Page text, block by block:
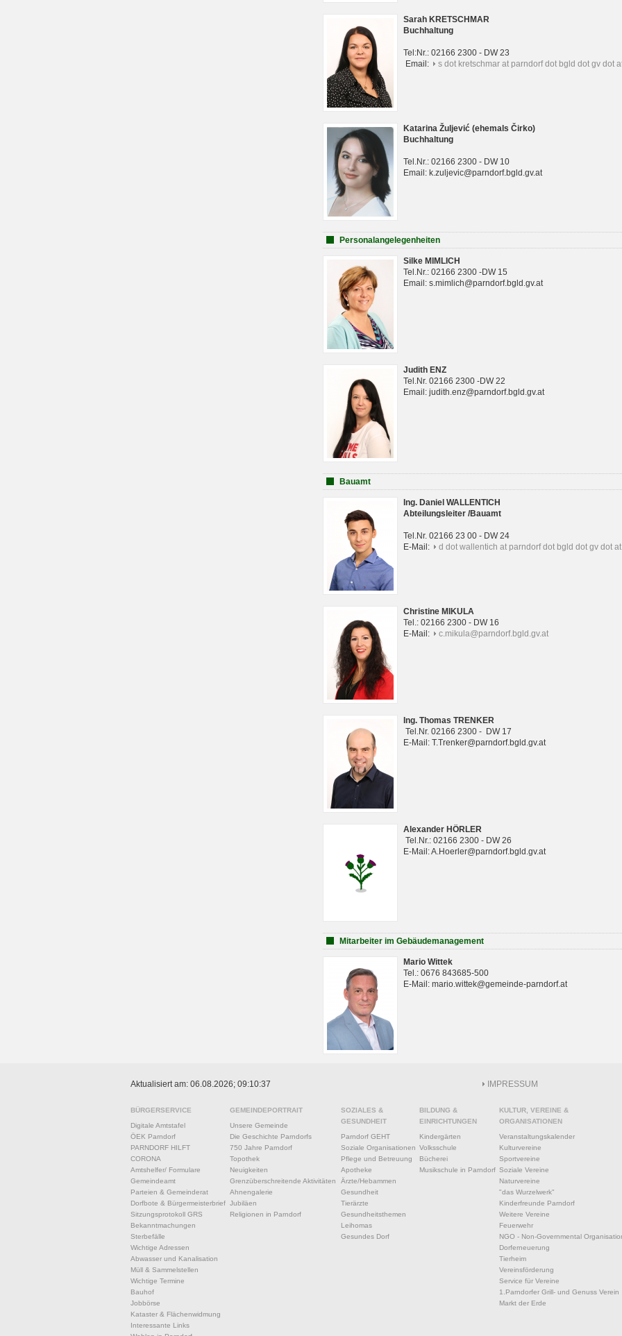
Sarah KRETSCHMAR
Buchhaltung
Tel:Nr.: 02166 2300 - DW 23
Email:
s dot kretschmar at parndorf dot bgld dot gv dot
Katarina Žuljević (ehemals Čirko)
Buchhaltung
Tel.Nr.: 02166 2300 - DW 10
Email: k.zuljevic@parndorf.bgld.gv.at
Personalangelegenheiten
Silke MIMLICH
Tel.Nr.: 02166 2300 -DW 15
Email: s.mimlich@parndorf.bgld.gv.at
Judith ENZ
Tel.Nr. 02166 2300 -DW 22
Email: judith.enz@parndorf.bgld.gv.at
Bauamt
Ing. Daniel WALLENTICH
Abteilungsleiter /Bauamt
Tel.Nr. 02166 23 00 - DW 24
E-Mail:
d dot wallentich at parndorf dot bgld dot gv dot at
Christine MIKULA
Tel.: 02166 2300 - DW 16
E-Mail:
c.mikula@parndorf.bgld.gv.at
Ing. Thomas TRENKER
Tel.Nr. 02166 2300 - DW 17
E-Mail: T.Trenker@parndorf.bgld.gv.at
Alexander HÖRLER
Tel.Nr.: 02166 2300 - DW 26
E-Mail: A.Hoerler@parndorf.bgld.gv.at
Mitarbeiter im Gebäudemanagement
Mario Wittek
Tel.: 0676 843685-500
E-Mail: mario.wittek@gemeinde-parndorf.at
Aktualisiert am: 06.08.2026; 09:10:37 IMPRESSUM
BÜRGERSERVICE
Digitale Amtstafel
ÖEK Parndorf
PARNDORF HILFT
CORONA
Amtshelfer/ Formulare
Gemeindeamt
Parteien & Gemeinderat
Dorfbote & Bürgermeisterbrief
Sitzungsprotokoll GRS
Bekanntmachungen
Sterbefälle
Wichtige Adressen
Abwasser und Kanalisation
Müll & Sammelstellen
Wichtige Termine
Bauhof
Jobbörse
Kataster & Flächenwidmung
Interessante Links
GEMEINDEPORTRAIT
Unsere Gemeinde
Die Geschichte Parndorfs
750 Jahre Parndorf
Topothek
Neuigkeiten
Grenzüberschreitende Aktivitäten
Ahnengalerie
Jubiläen
Religionen in Parndorf
SOZIALES &
GESUNDHEIT
Parndorf GEHT
Soziale Organisationen
Pflege und Betreuung
Apotheke
Ärzte/Hebammen
Gesundheit
Tierärzte
Gesundheitsthemen
Leihomas
Gesundes Dorf
BILDUNG &
EINRICHTUNGEN
Kindergärten
Volksschule
Bücherei
Musikschule in Parndorf
KULTUR, VEREINE &
ORGANISATIONEN
Veranstaltungskalender
Kulturvereine
Sportvereine
Soziale Vereine
Naturvereine
"das Wurzelwerk"
Kinderfreunde Parndorf
Weitere Vereine
Feuerwehr
NGO - Non-Governmental
Dorferneuerung
Tierheim
Vereinsförderung
Service für Vereine
1.Parndorfer Grill- und Genuss Verein
Markt der Erde